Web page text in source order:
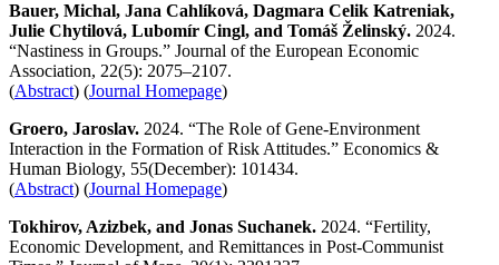
Bauer, Michal, Jana Cahlíková, Dagmara Celik Katreniak,
Julie Chytilová, Lubomír Cingl, and Tomáš Želinský. 2024.
“Nastiness in Groups.” Journal of the European Economic
Association, 22(5): 2075–2107.
(Abstract) (Journal Homepage)
Groero, Jaroslav. 2024. “The Role of Gene-Environment
Interaction in the Formation of Risk Attitudes.” Economics &
Human Biology, 55(December): 101434.
(Abstract) (Journal Homepage)
Tokhirov, Azizbek, and Jonas Suchanek. 2024. “Fertility,
Economic Development, and Remittances in Post-Communist